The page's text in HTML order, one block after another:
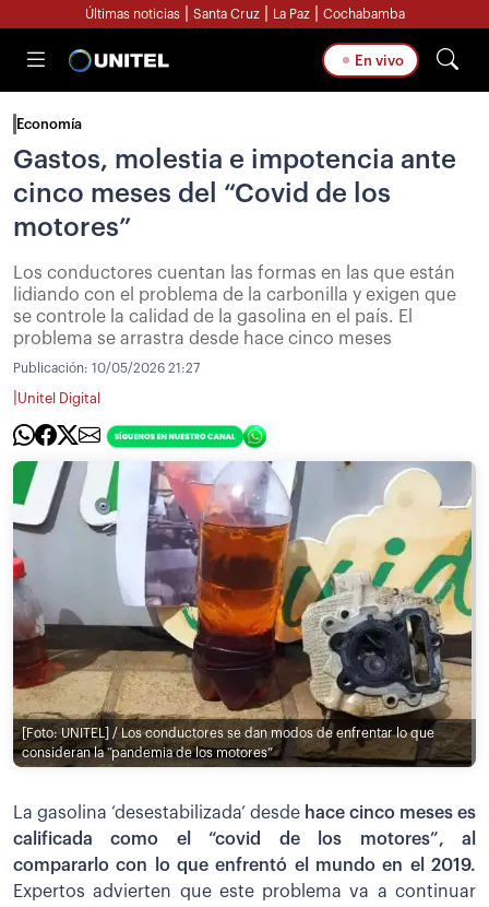
Últimas noticias Santa Cruz La Paz Cochabamba
En vivo
Economía
Gastos, molestia e impotencia ante
cinco meses del “Covid de los
motores”
Los conductores cuentan las formas en las que están
lidiando con el problema de la carbonilla y exigen que
se controle la calidad de la gasolina en el país. El
problema se arrastra desde hace cinco meses
Publicación: 10/05/2026 21:27
Unitel Digital
[Foto: UNITEL] / Los conductores se dan modos de enfrentar lo que
consideran la “pandemia de los motores”
La gasolina ‘desestabilizada’ desde hace cinco meses es
calificada como el “covid de los motores”, al
compararlo con lo que enfrentó el mundo en el 2019.
Expertos advierten que este problema va a continuar